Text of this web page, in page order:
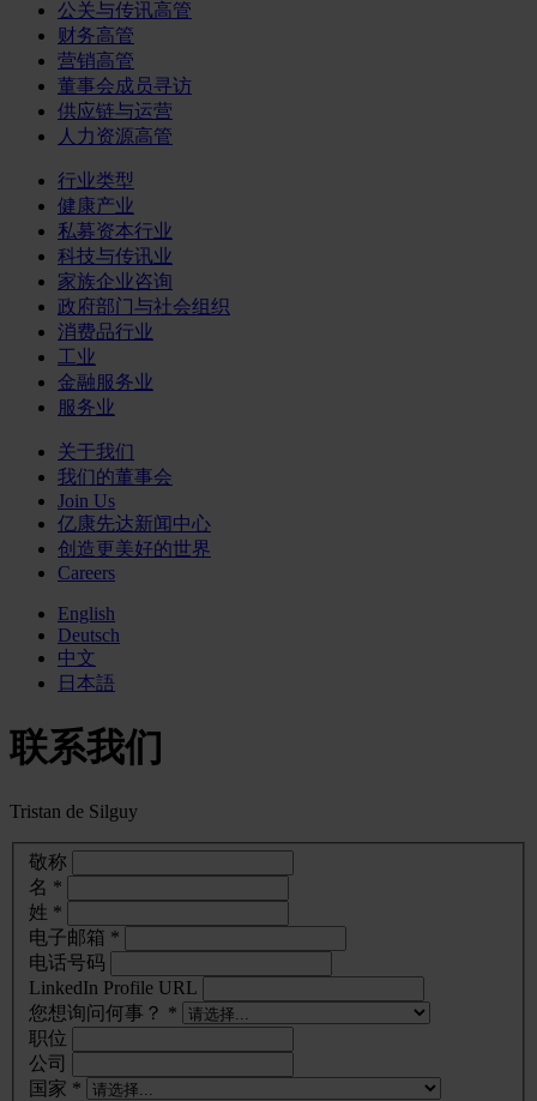
公关与传讯高管
财务高管
营销高管
董事会成员寻访
供应链与运营
人力资源高管
行业类型
健康产业
私募资本行业
科技与传讯业
家族企业咨询
政府部门与社会组织
消费品行业
工业
金融服务业
服务业
关于我们
我们的董事会
Join Us
亿康先达新闻中心
创造更美好的世界
Careers
English
Deutsch
中文
日本語
联系我们
Tristan de Silguy
敬称
名 *
姓 *
电子邮箱 *
电话号码
LinkedIn Profile URL
您想询问何事？ *
职位
公司
国家 *